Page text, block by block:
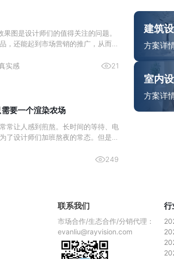
图是设计师们的值得关注的问题。
，还能起到市场营销的推广，从而激
体特性选材质，如金属用“金属”明
实感 21
要一个渲染农场
常让人感到煎熬。长时间的等待、电
了设计师们加班熬夜的常态。但是，
渲染慢的问题，而且价格还非常划
249
建筑
方案详
室内
方案详
联系我们
市场合作/生态合作/分销代理：
evanliu@rayvision.com
行